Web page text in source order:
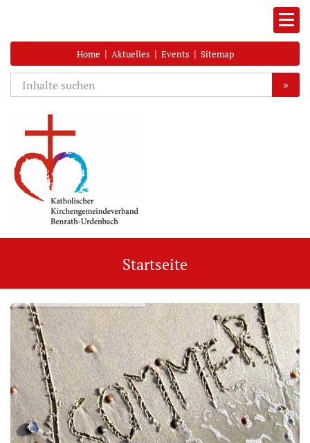
Home | Aktuelles | Events | Sitemap
»
Startseite